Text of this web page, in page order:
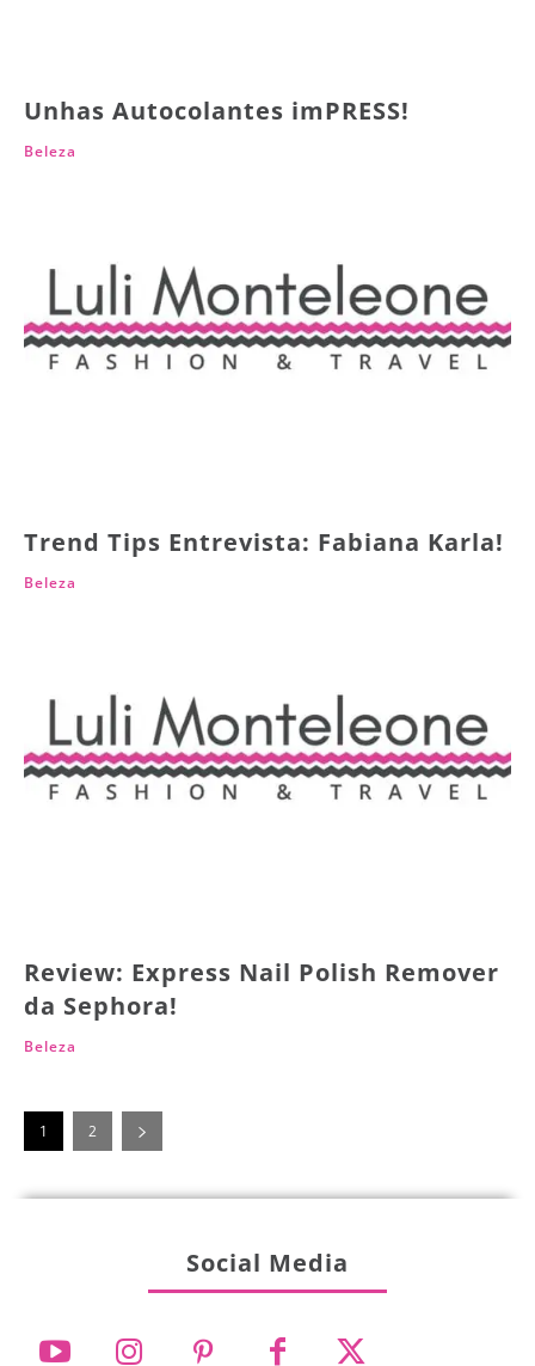
Unhas Autocolantes imPRESS!
Beleza
Trend Tips Entrevista: Fabiana Karla!
Beleza
Review: Express Nail Polish Remover
da Sephora!
Beleza
1 2
Social Media